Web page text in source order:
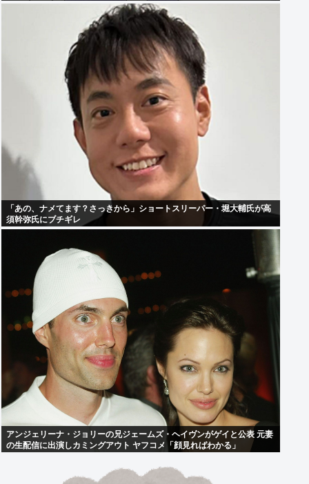
「あの、ナメてます？さっきから」ショートスリーパー・堀大輔氏が高
須幹弥氏にブチギレ
アンジェリーナ・ジョリーの兄ジェームズ・ヘイヴンがゲイと公表 元妻
の生配信に出演しカミングアウト ヤフコメ「顔見ればわかる」